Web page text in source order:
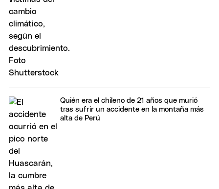
Quién era el chileno de 21 años que murió
tras sufrir un accidente en la montaña más
alta de Perú